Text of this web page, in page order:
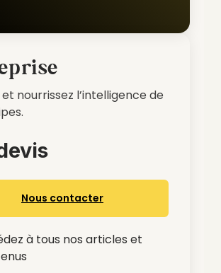
nourrissez l’intelligence de
Nous contacter
à tous nos articles et